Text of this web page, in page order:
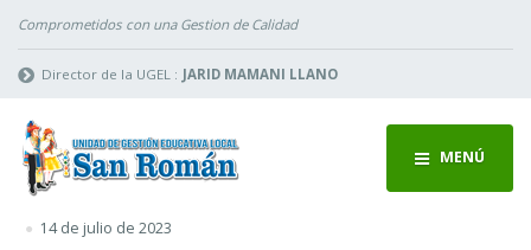
Comprometidos con una Gestion de Calidad
Director de la UGEL : JARID MAMANI LLANO
MENÚ
14 de julio de 2023